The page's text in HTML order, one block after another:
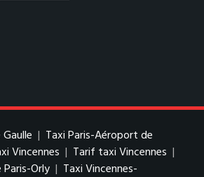
| Taxi Paris-Aéroport de
Vincennes | Tarif taxi Vincennes |
Orly | Taxi Vincennes-